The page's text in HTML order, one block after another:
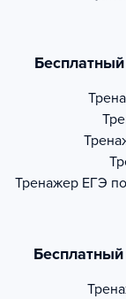
Тренажер ЕГЭ